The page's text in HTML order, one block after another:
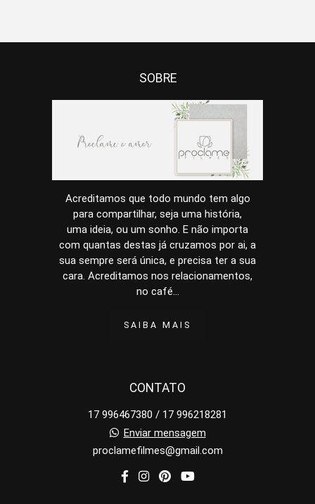
SOBRE
Acreditamos que todo mundo tem algo
para compartilhar, seja uma história,
uma ideia, ou um sonho. E não importa
com quantas destas já cruzamos por ai, a
sua sempre será única, e precisa ter a sua
cara. Acreditamos nos relacionamentos,
no café...
SAIBA MAIS
CONTATO
17 996467380 / 17 996218281
Enviar mensagem
proclamefilmes@gmail.com